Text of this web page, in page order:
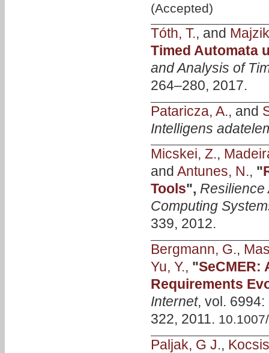
(Accepted)
Tóth, T., and
Timed Automata
and Analysis of
264–280, 2017.
Pataricza, A., and
Intelligens
Micskei, Z.,
and Antunes, N., "
Tools", Resilience
Computing
339, 2012.
Bergmann, G.,
Yu, Y., "SeCMER:
Requirements
Internet, vol.
322, 2011.
Paljak, G J.,